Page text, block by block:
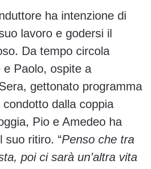
ha intenzione di
lavoro e godersi il
Da tempo circola
e Paolo, ospite a
gettonato programma
dalla coppia
Pio e Amedeo ha
suo ritiro. “Penso che tra
poi ci sarà un’altra vita